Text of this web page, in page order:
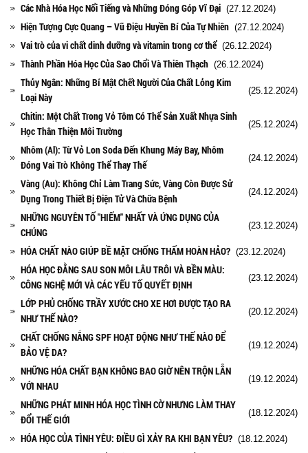
Các Nhà Hóa Học Nổi Tiếng và Những Đóng Góp Vĩ Đại (27.12.2024)
Hiện Tượng Cực Quang – Vũ Điệu Huyền Bí Của Tự Nhiên (27.12.2024)
Vai trò của vi chất dinh dưỡng và vitamin trong cơ thể (26.12.2024)
Thành Phần Hóa Học Của Sao Chổi Và Thiên Thạch (26.12.2024)
Thủy Ngân: Những Bí Mật Chết Người Của Chất Lỏng Kim
Loại Này
(25.12.2024)
Chitin: Một Chất Trong Vỏ Tôm Có Thể Sản Xuất Nhựa Sinh
Học Thân Thiện Môi Trường
(25.12.2024)
Nhôm (Al): Từ Vỏ Lon Soda Đến Khung Máy Bay, Nhôm
Đóng Vai Trò Không Thể Thay Thế
(24.12.2024)
Vàng (Au): Không Chỉ Làm Trang Sức, Vàng Còn Được Sử
Dụng Trong Thiết Bị Điện Tử Và Chữa Bệnh
(24.12.2024)
NHỮNG NGUYÊN TỐ "HIẾM" NHẤT VÀ ỨNG DỤNG CỦA
CHÚNG
(23.12.2024)
HÓA CHẤT NÀO GIÚP BỀ MẶT CHỐNG THẤM HOÀN HẢO? (23.12.2024)
HÓA HỌC ĐẰNG SAU SON MÔI LÂU TRÔI VÀ BỀN MÀU:
CÔNG NGHỆ MỚI VÀ CÁC YẾU TỐ QUYẾT ĐỊNH
(23.12.2024)
LỚP PHỦ CHỐNG TRẦY XƯỚC CHO XE HƠI ĐƯỢC TẠO RA
NHƯ THẾ NÀO?
(20.12.2024)
CHẤT CHỐNG NẮNG SPF HOẠT ĐỘNG NHƯ THẾ NÀO ĐỂ
BẢO VỆ DA?
(19.12.2024)
NHỮNG HÓA CHẤT BẠN KHÔNG BAO GIỜ NÊN TRỘN LẪN
VỚI NHAU
(19.12.2024)
NHỮNG PHÁT MINH HÓA HỌC TÌNH CỜ NHƯNG LÀM THAY
ĐỔI THẾ GIỚI
(18.12.2024)
HÓA HỌC CỦA TÌNH YÊU: ĐIỀU GÌ XẢY RA KHI BẠN YÊU? (18.12.2024)